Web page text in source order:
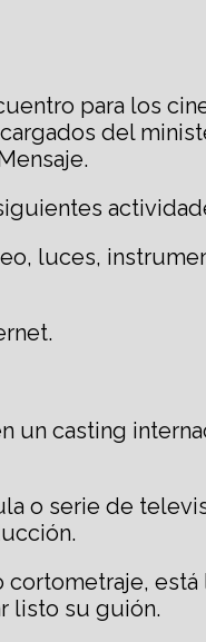
para los
del
luces,
un casting
o serie de
listo su guión.